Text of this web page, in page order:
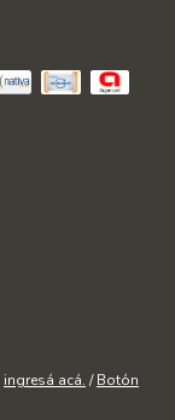
ingresá acá. / Botón